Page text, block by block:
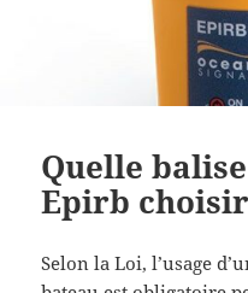
Quelle
Epirb
Selon la Loi, l’usage